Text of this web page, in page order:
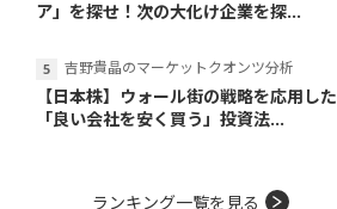
ア」を探せ！次の大化け企業を探...
吉野貴晶のマーケットクオンツ分析
【日本株】ウォール街の戦略を応用した
「良い会社を安く買う」投資法...
ランキング一覧を見る